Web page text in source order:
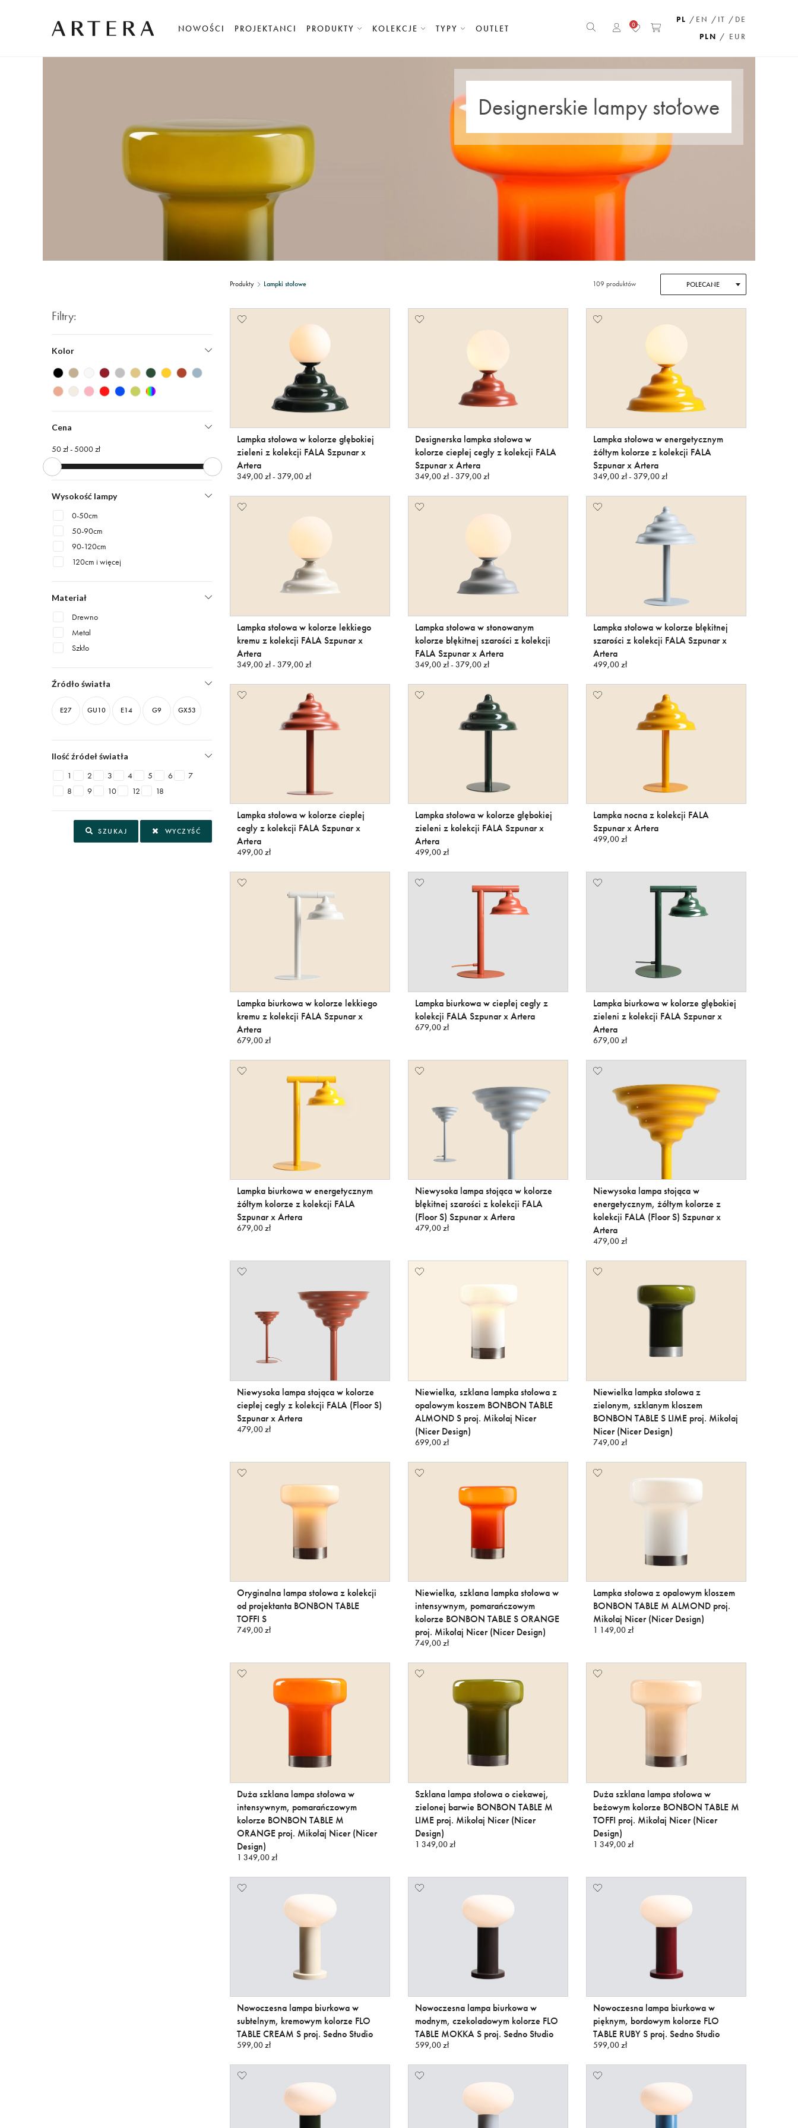
NOWOŚCI PROJEKTANCI PRODUKTY KOLEKCJE TYPY OUTLET 0
PL /EN /IT /DE
PLN / EUR
Designerskie lampy stołowe
Filtry:
Kolor
Cena
50 zł -5000 zł
Wysokość lampy
0-50cm
50-90cm
90-120cm
120cm i więcej
Materiał
Drewno
Metal
Szkło
Źródło światła
E27 GU10 E14 G9 GX53
Ilość źródeł światła
1 2 3 4 5 6
7
8
9 10 12 18
SZUKAJ WYCZYŚĆ
Produkty Lampki stołowe 109 produktów POLECANE
Lampka stołowa w kolorze głębokiej
zieleni z kolekcji FALA Szpunar x
Artera
349,00 zł - 379,00 zł
Designerska lampka stołowa w
kolorze ciepłej cegły z kolekcji FALA
Szpunar x Artera
349,00 zł - 379,00 zł
Lampka stołowa w energetycznym
żółtym kolorze z kolekcji FALA
Szpunar x Artera
349,00 zł - 379,00 zł
Lampka stołowa w kolorze lekkiego
kremu z kolekcji FALA Szpunar x
Artera
349,00 zł - 379,00 zł
Lampka stołowa w stonowanym
kolorze błękitnej szarości z kolekcji
FALA Szpunar x Artera
349,00 zł - 379,00 zł
Lampka stołowa w kolorze błękitnej
szarości z kolekcji FALA Szpunar x
Artera
499,00 zł
Lampka stołowa w kolorze ciepłej
cegły z kolekcji FALA Szpunar x
Artera
499,00 zł
Lampka stołowa w kolorze głębokiej
zieleni z kolekcji FALA Szpunar x
Artera
499,00 zł
Lampka nocna z kolekcji FALA
Szpunar x Artera
499,00 zł
Lampka biurkowa w kolorze lekkiego
kremu z kolekcji FALA Szpunar x
Artera
679,00 zł
Lampka biurkowa w ciepłej cegły z
kolekcji FALA Szpunar x Artera
679,00 zł
Lampka biurkowa w kolorze głębokiej
zieleni z kolekcji FALA Szpunar x
Artera
679,00 zł
Lampka biurkowa w energetycznym
żółtym kolorze z kolekcji FALA
Szpunar x Artera
679,00 zł
Niewysoka lampa stojąca w kolorze
błękitnej szarości z kolekcji FALA
(Floor S) Szpunar x Artera
479,00 zł
Niewysoka lampa stojąca w
energetycznym, żółtym kolorze z
kolekcji FALA (Floor S) Szpunar x
Artera
479,00 zł
Niewysoka lampa stojąca w kolorze
ciepłej cegły z kolekcji FALA (Floor S)
Szpunar x Artera
479,00 zł
Niewielka, szklana lampka stołowa z
opalowym koszem BONBON TABLE
ALMOND S proj. Mikołaj Nicer
(Nicer Design)
699,00 zł
Niewielka lampka stołowa z
zielonym, szklanym kloszem
BONBON TABLE S LIME proj. Mikołaj
Nicer (Nicer Design)
749,00 zł
Oryginalna lampa stołowa z kolekcji
od projektanta BONBON TABLE
TOFFI S
749,00 zł
Niewielka, szklana lampka stołowa w
intensywnym, pomarańczowym
kolorze BONBON TABLE S ORANGE
proj. Mikołaj Nicer (Nicer Design)
749,00 zł
Lampka stołowa z opalowym kloszem
BONBON TABLE M ALMOND proj.
Mikołaj Nicer (Nicer Design)
1 149,00 zł
Duża szklana lampa stołowa w
intensywnym, pomarańczowym
kolorze BONBON TABLE M
ORANGE proj. Mikołaj Nicer (Nicer
Design)
1 349,00 zł
Szklana lampa stołowa o ciekawej,
zielonej barwie BONBON TABLE M
LIME proj. Mikołaj Nicer (Nicer
Design)
1 349,00 zł
Duża szklana lampa stołowa w
beżowym kolorze BONBON TABLE M
TOFFI proj. Mikołaj Nicer (Nicer
Design)
1 349,00 zł
Nowoczesna lampa biurkowa w
subtelnym, kremowym kolorze FLO
TABLE CREAM S proj. Sedno Studio
599,00 zł
Nowoczesna lampa biurkowa w
modnym, czekoladowym kolorze FLO
TABLE MOKKA S proj. Sedno Studio
599,00 zł
Nowoczesna lampa biurkowa w
pięknym, bordowym kolorze FLO
TABLE RUBY S proj. Sedno Studio
599,00 zł